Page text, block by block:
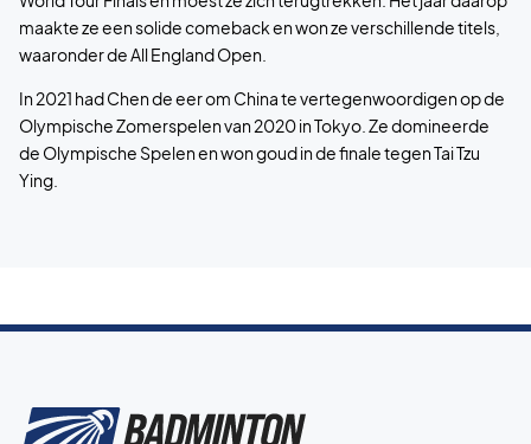
maakte ze een solide comeback en won ze verschillende titels,
waaronder de All England Open.
In 2021 had Chen de eer om China te vertegenwoordigen op de
Olympische Zomerspelen van 2020 in Tokyo. Ze domineerde
de Olympische Spelen en won goud in de finale tegen Tai Tzu
Ying.